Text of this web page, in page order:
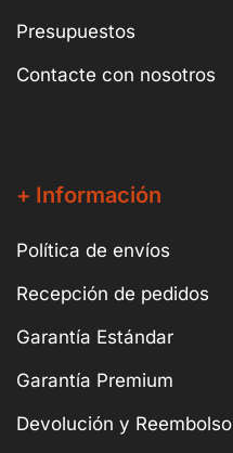
Presupuestos
Contacte con nosotros
+ Información
Política de envíos
Recepción de pedidos
Garantía Estándar
Garantía Premium
Devolución y Reembolso